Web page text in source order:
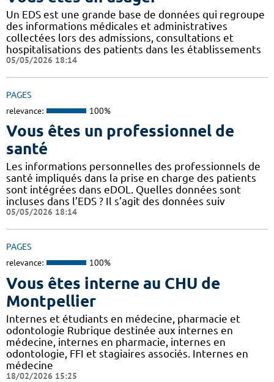
Un EDS est une grande base de données qui regroupe
des informations médicales et administratives
collectées lors des admissions, consultations et
hospitalisations des patients dans les établissements
05/05/2026 18:14
PAGES
relevance: 100%
Vous êtes un professionnel de
santé
Les informations personnelles des professionnels de
santé impliqués dans la prise en charge des patients
sont intégrées dans eDOL. Quelles données sont
incluses dans l’EDS ? Il s’agit des données suiv
05/05/2026 18:14
PAGES
relevance: 100%
Vous êtes interne au CHU de
Montpellier
Internes et étudiants en médecine, pharmacie et
odontologie Rubrique destinée aux internes en
médecine, internes en pharmacie, internes en
odontologie, FFI et stagiaires associés. Internes en
médecine
18/02/2026 15:25